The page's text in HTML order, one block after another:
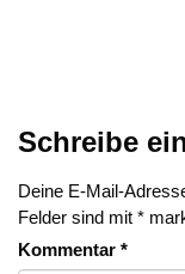
Schreibe
Deine E-Mail-
Felder sind mit *
Kommentar *